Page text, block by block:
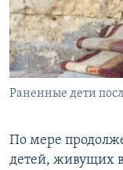
Раненные дети
По мере
детей, живущих